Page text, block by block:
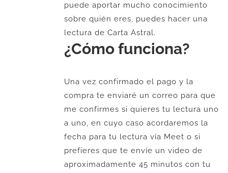
puede aportar mucho conocimiento
sobre quién eres, puedes hacer una
lectura de Carta Astral.
¿Cómo funciona?
Una vez confirmado el pago y la
compra te enviaré un correo para que
me confirmes si quieres tu lectura uno
a uno, en cuyo caso acordaremos la
fecha para tu lectura vía Meet o si
prefieres que te envíe un video de
aproximadamente 45 minutos con tu